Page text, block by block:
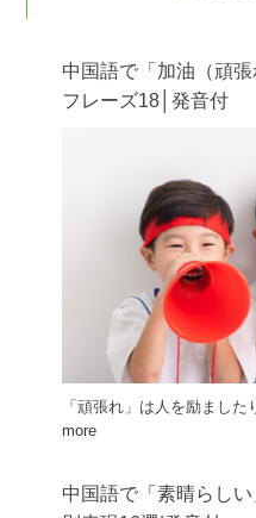
中国語で「加油（頑
フレーズ18│発音付
「頑張れ」は人を励ました
more
中国語で「素晴らし